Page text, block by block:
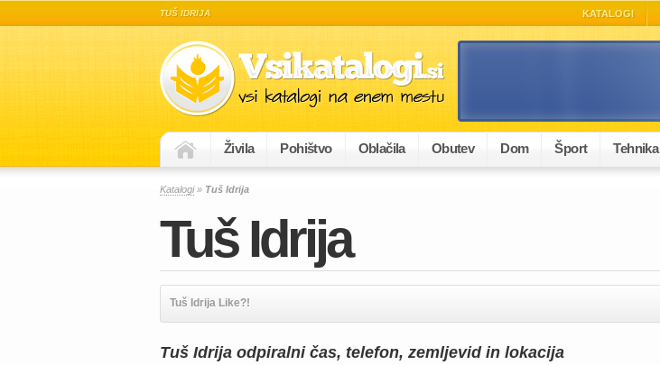
TUŠ IDRIJA KATALOGI
Živila Pohištvo Oblačila Obutev Dom Šport Tehnika
Katalogi» Tuš Idrija
Tuš Idrija
Tuš Idrija Like?!
Tuš Idrija odpiralni čas, telefon, zemljevid in lokacija